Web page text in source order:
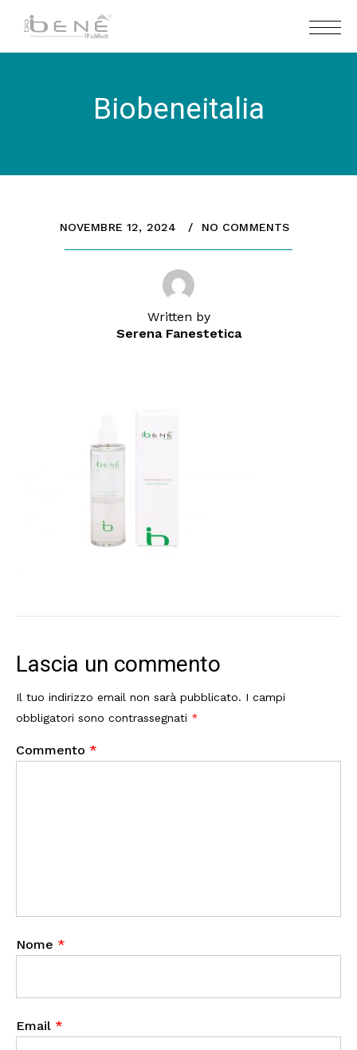
Biobeneitalia
NOVEMBRE 12, 2024 NO COMMENTS
Written by
Serena Fanestetica
Lascia un commento
Il tuo indirizzo email non sarà pubblicato. I campi
obbligatori sono contrassegnati *
Commento *
Nome *
Email *